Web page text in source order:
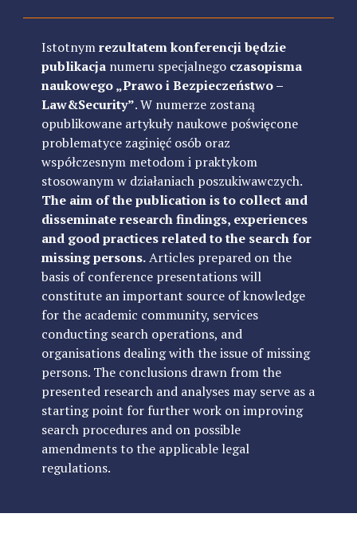
Istotnymrezultatem konferencji będzie
publikacjanumeru specjalnego czasopisma
naukowego „Prawo i Bezpieczeństwo –
Law&Security”. W numerze zostaną
opublikowane artykuły naukowe poświęcone
problematyce zaginięć osób oraz
współczesnym metodom i praktykom
stosowanym w działaniach poszukiwawczych.
The aim of the publication is to collect and
disseminate research findings, experiences
and good practices related to the search for
missing persons.Articles prepared on the
basis of conference presentations will
constitute an important source of knowledge
for the academic community, services
conducting search operations, and
organisations dealing with the issue of missing
persons. The conclusions drawn from the
presented research and analyses may serve as a
starting point for further work on improving
search procedures and on possible
amendments to the applicable legal
regulations.